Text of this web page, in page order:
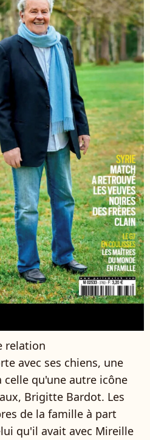
relation
avec ses chiens, une
qu'une autre icône
Brigitte Bardot. Les
de la famille à part
qu'il avait avec Mireille